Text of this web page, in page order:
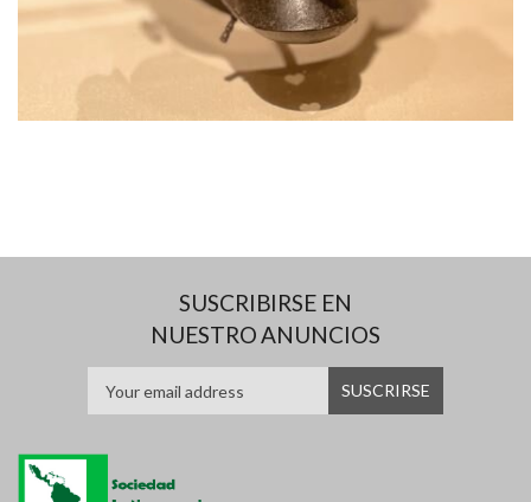
SUSCRIBIRSE EN
NUESTRO ANUNCIOS